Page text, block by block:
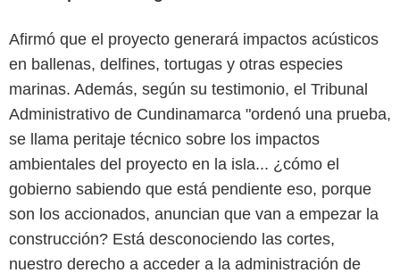
Afirmó que el proyecto generará impactos acústicos
en ballenas, delfines, tortugas y otras especies
marinas. Además, según su testimonio, el Tribunal
Administrativo de Cundinamarca "ordenó una prueba,
se llama peritaje técnico sobre los impactos
ambientales del proyecto en la isla... ¿cómo el
gobierno sabiendo que está pendiente eso, porque
son los accionados, anuncian que van a empezar la
construcción? Está desconociendo las cortes,
nuestro derecho a acceder a la administración de